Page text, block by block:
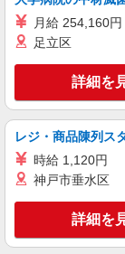
キープ
派遣社員
ランスタッド株式
月給 254,160円
足立区
詳細を
レジ・商品陳列ス
時給 1,120円
神戸市垂水区
詳細を